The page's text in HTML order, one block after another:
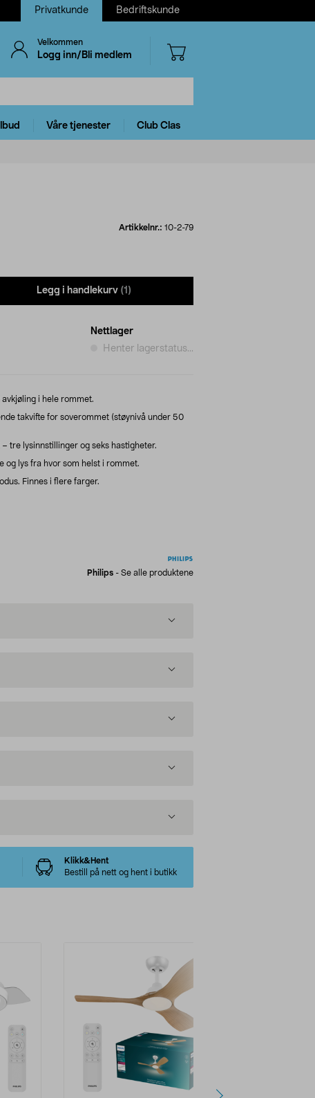
Privatkunde Bedriftskunde
Velkommen
Logg inn/Bli medlem
Våre tjenester Club Clas
Artikkelnr.: 10-2-79
Legg i handlekurv (1)
Nettlager
Henter lagerstatus...
i hele rommet.
takvifte for soverommet (støynivå under 50
tre lysinnstillinger og seks hastigheter.
og lys fra hvor som helst i rommet.
Finnes i flere farger.
Philips - Se alle produktene
Klikk&Hent
Bestill på nett og hent i butikk